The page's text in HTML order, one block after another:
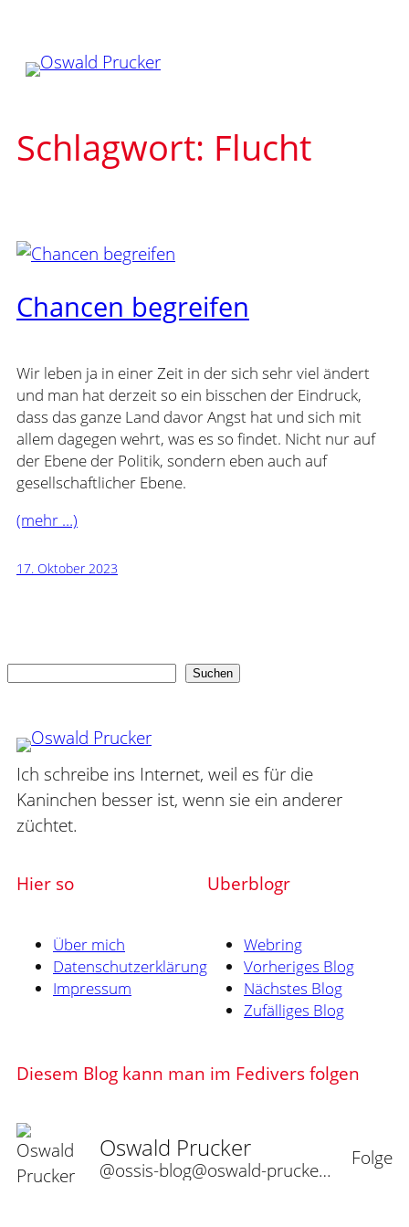
springen
Schlagwort: Flucht
Chancen begreifen
Wir leben ja in einer Zeit in der sich sehr viel ändert
und man hat derzeit so ein bisschen der Eindruck,
dass das ganze Land davor Angst hat und sich mit
allem dagegen wehrt, was es so findet. Nicht nur auf
der Ebene der Politik, sondern eben auch auf
gesellschaftlicher Ebene.
(mehr …)
17. Oktober 2023
Suchen
Ich schreibe ins Internet, weil es für die
Kaninchen besser ist, wenn sie ein anderer
züchtet.
Hier so
Über mich
Datenschutzerklärung
Impressum
Uberblogr
Webring
Vorheriges Blog
Nächstes Blog
Zufälliges Blog
Diesem Blog kann man im Fedivers folgen
Oswald Prucker
@ossis-blog@oswald-prucker.de
Folge